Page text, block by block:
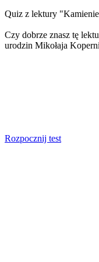
Quiz z lektury
Czy dobrze znasz tę
urodzin Mikołaja
Rozpocznij test